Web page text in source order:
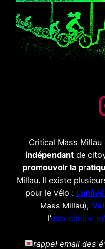
Critical Mass Millau
indépendant de
promouvoir la
Millau. Il existe
pour le vélo :
Mass Millau),
l’association
rappel email des